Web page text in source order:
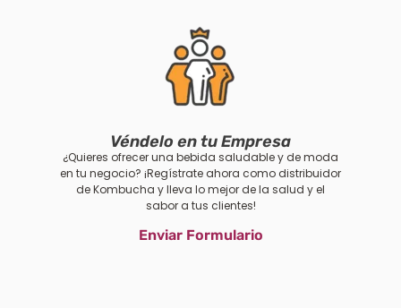
Véndelo en tu Empresa
¿Quieres ofrecer una bebida saludable y de moda
en tu negocio? ¡Regístrate ahora como distribuidor
de Kombucha y lleva lo mejor de la salud y el
sabor a tus clientes!
Enviar Formulario